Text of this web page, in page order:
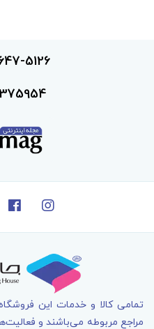
5126
تمامی کالا و خدمات اين
مراجع مربوطه می‌باشند و